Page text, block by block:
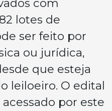
com
lotes de
ser feito por
ou jurídica,
que esteja
leiloeiro. O edital
por este